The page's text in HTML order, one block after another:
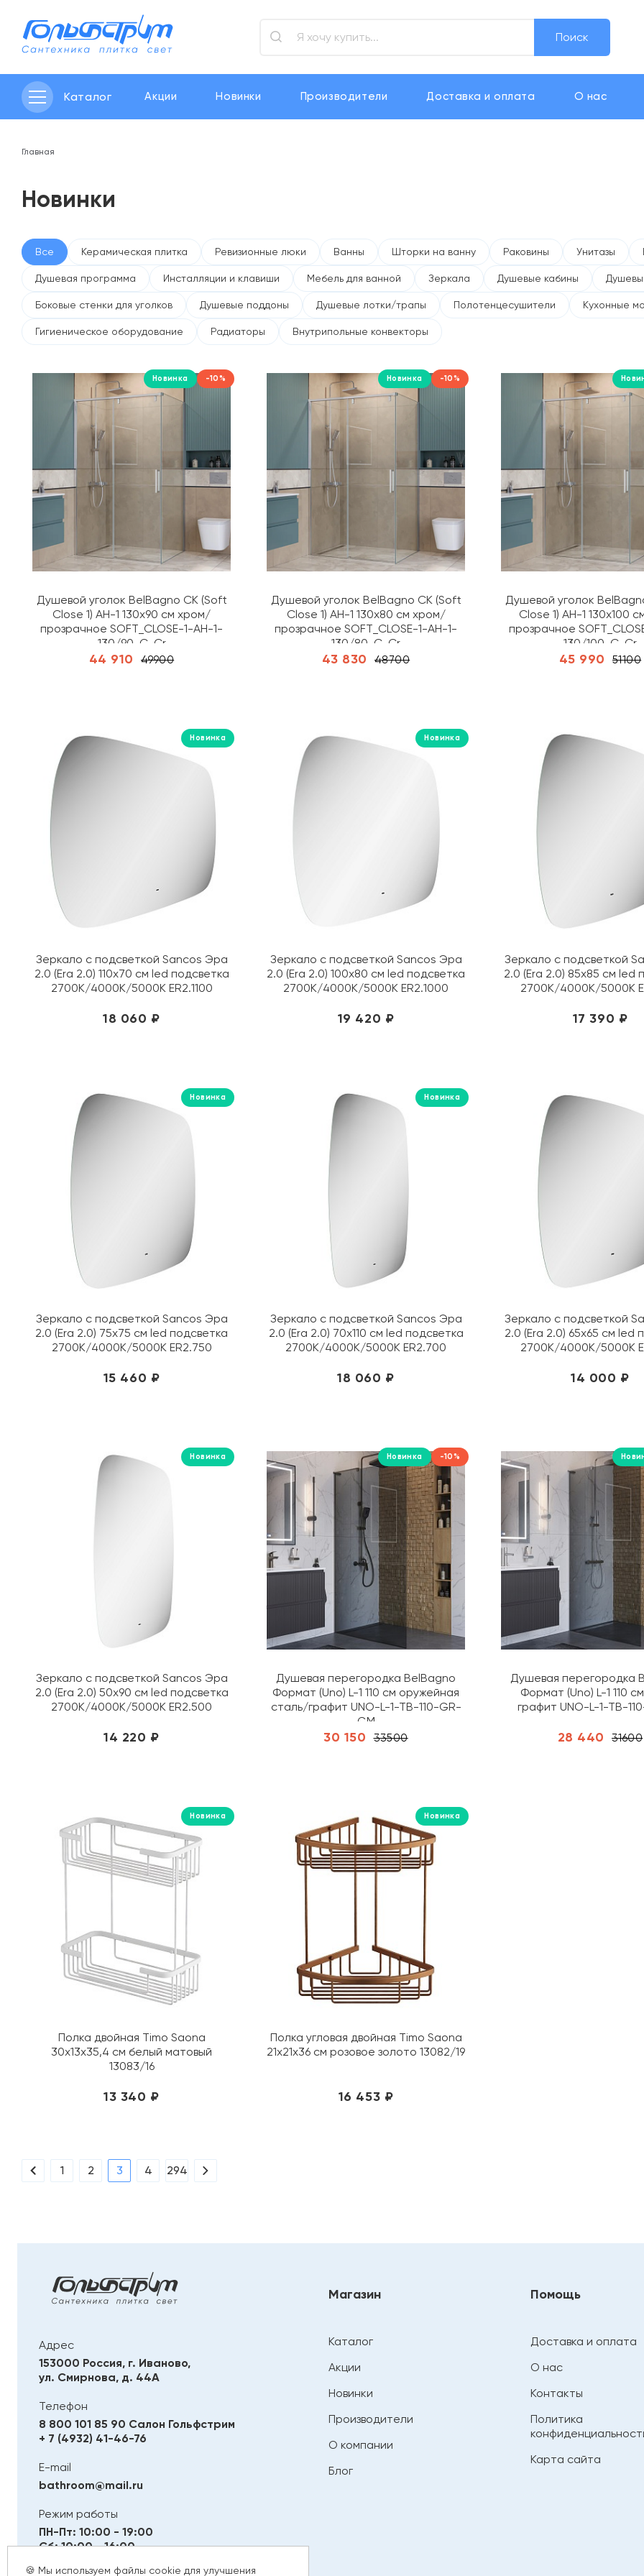
Поиск
Каталог Акции Новинки Производители Доставка и оплата О нас
Главная
Новинки
Все Керамическая плитка Ревизионные люки Ванны Шторки на ванну Раковины Унитазы
Душевая программа Инсталляции и клавиши Мебель для ванной Зеркала Душевые кабины
Боковые стенки для уголков Душевые поддоны Душевые лотки/трапы Полотенцесушители Кухонные
Гигиеническое оборудование Радиаторы Внутрипольные конвекторы
Новинка -10%
Душевой уголок BelBagno СК (Soft
Close 1) AH-1 130х90 см хром/
прозрачное SOFT_CLOSE-1-AH-1-
130/90-C-Cr
44 910 49900
Новинка -10%
Душевой уголок BelBagno СК (Soft
Close 1) AH-1 130х80 см хром/
прозрачное SOFT_CLOSE-1-AH-1-
130/80-C-Cr
43 830 48700
Душевой уголок
Close 1) AH-1 130х100
прозрачное
130/100-C-Cr
45 990 51100
Новинка
Зеркало с подсветкой Sancos Эра
2.0 (Era 2.0) 110х70 см led подсветка
2700K/4000K/5000K ER2.1100
18 060 ₽
Новинка
Зеркало с подсветкой Sancos Эра
2.0 (Era 2.0) 100х80 см led подсветка
2700K/4000K/5000K ER2.1000
19 420 ₽
Зеркало с подсветкой
2.0 (Era 2.0) 85х85 см led
2700K/4000K/5000K
17 390 ₽
Новинка
Зеркало с подсветкой Sancos Эра
2.0 (Era 2.0) 75х75 см led подсветка
2700K/4000K/5000K ER2.750
15 460 ₽
Новинка
Зеркало с подсветкой Sancos Эра
2.0 (Era 2.0) 70х110 см led подсветка
2700K/4000K/5000K ER2.700
18 060 ₽
Зеркало с подсветкой
2.0 (Era 2.0) 65х65 см led
2700K/4000K/5000K
14 000 ₽
Новинка
Зеркало с подсветкой Sancos Эра
2.0 (Era 2.0) 50х90 см led подсветка
2700K/4000K/5000K ER2.500
14 220 ₽
Новинка -10%
Душевая перегородка BelBagno
Формат (Uno) L-1 110 см оружейная
сталь/графит UNO-L-1-TB-110-GR-
GM
30 150 33500
Душевая перегородка
Формат (Uno) L-1 110
графит UNO-L-1-TB-
28 440 31600
Новинка
Полка двойная Timo Saona
30х13х35,4 см белый матовый
13083/16
13 340 ₽
Новинка
Полка угловая двойная Timo Saona
21х21х36 см розовое золото 13082/19
16 453 ₽
1 2 3 4 294
Адрес
153000 Россия, г. Иваново,
ул. Смирнова, д. 44А
Телефон
8 800 101 85 90 Салон Гольфстрим
+ 7 (4932) 41-46-76
E-mail
bathroom@mail.ru
Режим работы
ПН-Пт: 10:00 - 19:00
Сб: 10:00 - 16:00
Магазин
Каталог
Акции
Новинки
Производители
О компании
Блог
Помощь
Доставка и оплата
О нас
Контакты
Политика
Карта сайта
🍪 Мы используем файлы cookie для улучшения